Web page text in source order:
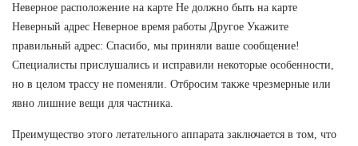
Неверное расположение на карте Не должно быть на карте
Неверный адрес Неверное время работы Другое Укажите
правильный адрес: Спасибо, мы приняли ваше сообщение!
Специалисты прислушались и исправили некоторые особенности,
но в целом трассу не поменяли. Отбросим также чрезмерные или
явно лишние вещи для частника.
Преимущество этого летательного аппарата заключается в том, что